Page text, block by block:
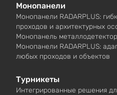
Монопанели
Монопанели RADARPLUS:
проходов и архитектурных
Монопанель
Монопанели RADARPLUS:
любых проходов и объектов
Турникеты
Интегрированные решения